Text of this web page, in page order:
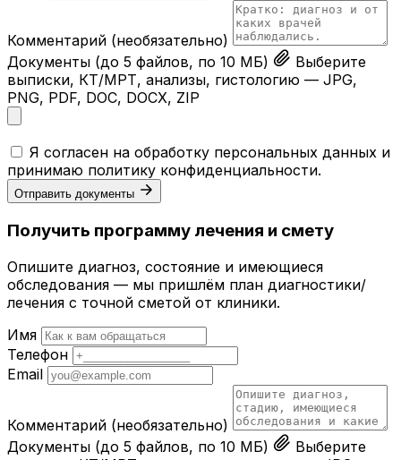
Комментарий (необязательно)
Документы (до 5 файлов, по 10 МБ)
Выберите
выписки, КТ/МРТ, анализы, гистологию — JPG,
PNG, PDF, DOC, DOCX, ZIP
Я согласен на обработку персональных данных и
принимаю политику конфиденциальности.
Отправить документы
Получить программу лечения и смету
Опишите диагноз, состояние и имеющиеся
обследования — мы пришлём план диагностики/
лечения с точной сметой от клиники.
Имя
Телефон
Email
Комментарий (необязательно)
Документы (до 5 файлов, по 10 МБ)
Выберите